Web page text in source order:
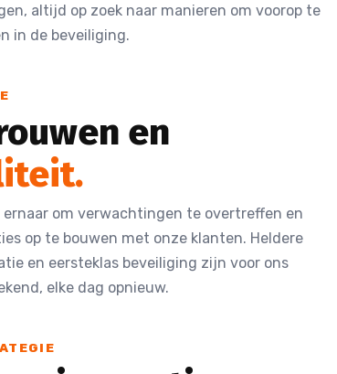
altijd op zoek naar manieren om voorop te
in de beveiliging.
en
ernaar om verwachtingen te overtreffen en
op te bouwen met onze klanten. Heldere
en eersteklas beveiliging zijn voor ons
elke dag opnieuw.